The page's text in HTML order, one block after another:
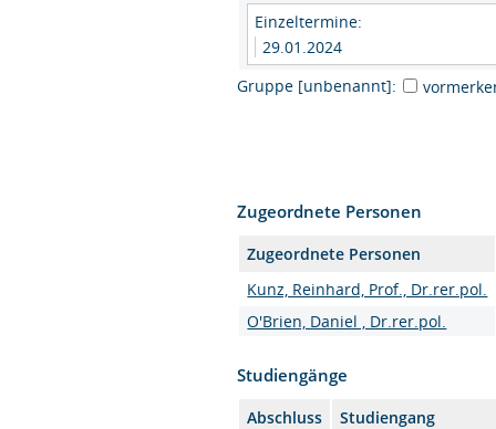
Einzeltermine:
29.01.2024
Gruppe [unbenannt]:
Zugeordnete Personen
Zugeordnete Personen
Kunz, Reinhard, Prof., Dr.rer.pol.
O'Brien, Daniel , Dr.rer.pol.
Studiengänge
Abschluss
Studiengang